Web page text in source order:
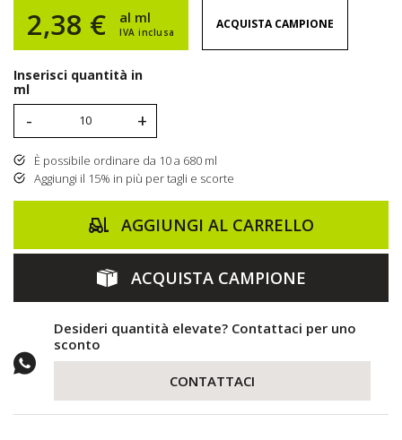
2,38 € IVA inclusa
al ml ACQUISTA CAMPIONE
Inserisci quantità in
ml
- +
È possibile ordinare da 10 a 680 ml
Aggiungi il 15% in più per tagli e scorte
AGGIUNGI AL CARRELLO
ACQUISTA CAMPIONE
Desideri quantità elevate? Contattaci per uno
sconto
CONTATTACI